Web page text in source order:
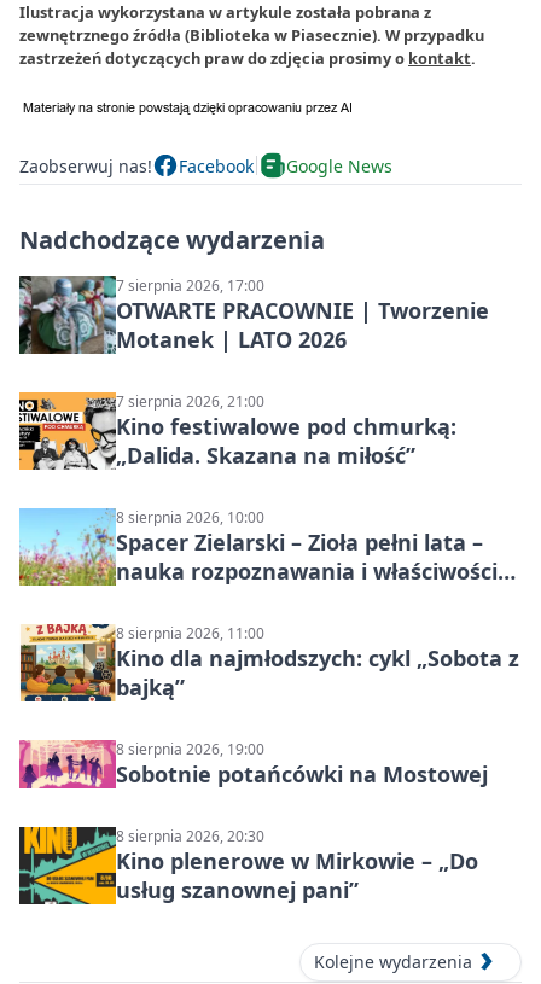
Ilustracja wykorzystana w artykule została pobrana z
zewnętrznego źródła (Biblioteka w Piasecznie). W przypadku
zastrzeżeń dotyczących praw do zdjęcia prosimy o kontakt.
Zaobserwuj nas! Facebook Google News
Nadchodzące wydarzenia
7 sierpnia 2026, 17:00
OTWARTE PRACOWNIE | Tworzenie
Motanek | LATO 2026
7 sierpnia 2026, 21:00
Kino festiwalowe pod chmurką:
„Dalida. Skazana na miłość”
8 sierpnia 2026, 10:00
Spacer Zielarski – Zioła pełni lata –
nauka rozpoznawania i właściwości
8 sierpnia 2026, 11:00
Kino dla najmłodszych: cykl „Sobota z
bajką”
8 sierpnia 2026, 19:00
Sobotnie potańcówki na Mostowej
8 sierpnia 2026, 20:30
Kino plenerowe w Mirkowie – „Do
usług szanownej pani”
Kolejne wydarzenia